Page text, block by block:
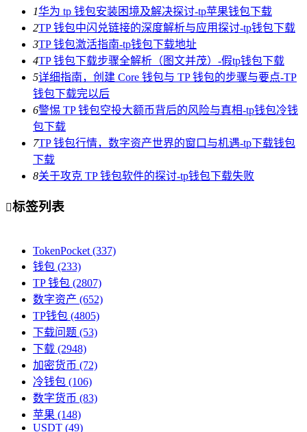
1华为 tp 钱包安装困境及解决探讨-tp苹果钱包下载
2TP 钱包中闪兑链接的深度解析与应用探讨-tp钱包下载
3TP 钱包激活指南-tp钱包下载地址
4TP 钱包下载步骤全解析（图文并茂）-假tp钱包下载
5详细指南，创建 Core 钱包与 TP 钱包的步骤与要点-TP
钱包下载完以后
6警惕 TP 钱包空投大额币背后的风险与真相-tp钱包冷钱
包下载
7TP 钱包行情，数字资产世界的窗口与机遇-tp下载钱包
下载
8关于攻克 TP 钱包软件的探讨-tp钱包下载失败
标签列表
TokenPocket (337)
钱包 (233)
TP 钱包 (2807)
数字资产 (652)
TP钱包 (4805)
下载问题 (53)
下载 (2948)
加密货币 (72)
冷钱包 (106)
数字货币 (83)
苹果 (148)
USDT (49)